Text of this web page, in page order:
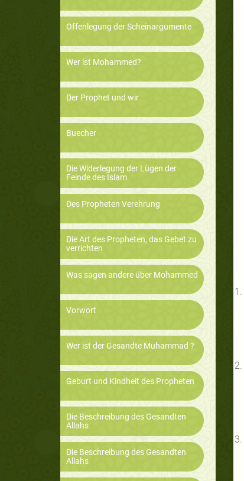
Offenlegung der Scheinargumente
Wer ist Mohammed?
Der Prophet und wir
Buecher
Die Widerlegung der Lügen der
Feinde des Islam
Des Propheten Verehrung
Die Art des Propheten, das Gebet zu
verrichten
Was sagen andere über Mohammed
Vorwort
Wer ist der Gesandte Muhammad ?
Geburt und Kindheit des Propheten
Die Beschreibung des Gesandten
Allahs
Die Beschreibung des Gesandten
Allahs